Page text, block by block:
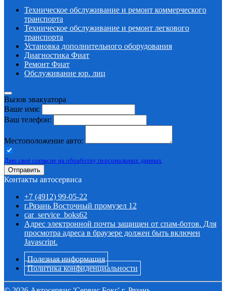
Техническое обcлуживание и ремонт коммерческого
транспорта
Техническое обcлуживание и ремонт легкового
транспорта
Установка дополнительного оборудования
Диагностика Фиат
Ремонт Фиат
Обслуживание юр. лиц
Вызов эвакуатора
Ваше имя:
Ваш телефон:
Местоположение авто:
Даю своё согласие на обработку персональных данных
Отправить
Контакты автосервиса
+7 (4912) 99-05-22
г.Рязань Восточный промузел 12
car_service_boks62
Адрес электронной почты защищен от спам-ботов. Для
просмотра адреса в браузере должен быть включен
Javascript.
Полезная информация
Политика конфиденциальности